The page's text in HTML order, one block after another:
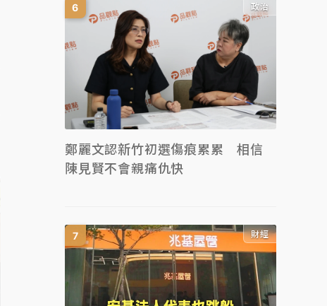
政治
鄭麗文認新竹初選傷痕累累 相信
陳見賢不會親痛仇快
財經